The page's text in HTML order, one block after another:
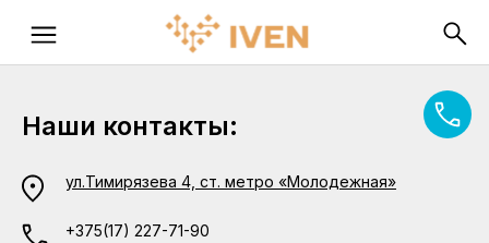
Наши контакты:
ул.Тимирязева 4, ст. метро «Молодежная»
+375(17) 227-71-90